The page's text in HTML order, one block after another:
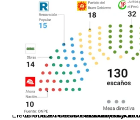
El JNE oficializó la distribución de escaños para la elección de 60 senadores y 130 diputados en las Elecciones Generales 2026, tras el restablecimiento de la Bicameralidad.